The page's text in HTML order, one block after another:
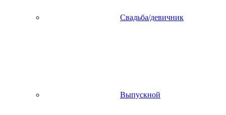
Свадьба/девичник
Выпускной